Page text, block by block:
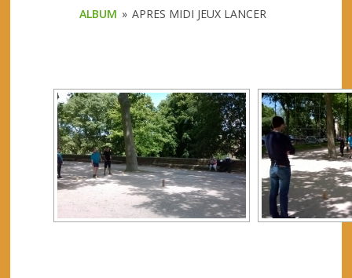
ALBUM » APRES MIDI JEUX LANCER